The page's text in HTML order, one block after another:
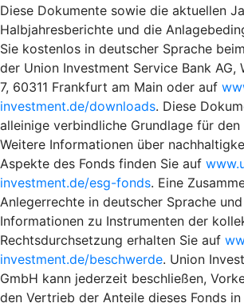
Diese Dokumente sowie die aktuellen
Halbjahresberichte und die
Sie kostenlos in deutscher Sprache
der Union Investment Service Bank AG,
7, 60311 Frankfurt am Main oder auf
investment.de/downloads. Diese
alleinige verbindliche Grundlage für den
Weitere Informationen über
Aspekte des Fonds finden Sie auf
investment.de/esg-fonds. Eine
Anlegerrechte in deutscher Sprache
Informationen zu Instrumenten der
Rechtsdurchsetzung erhalten Sie auf
investment.de/beschwerde. Union
GmbH kann jederzeit beschließen,
den Vertrieb der Anteile dieses Fonds